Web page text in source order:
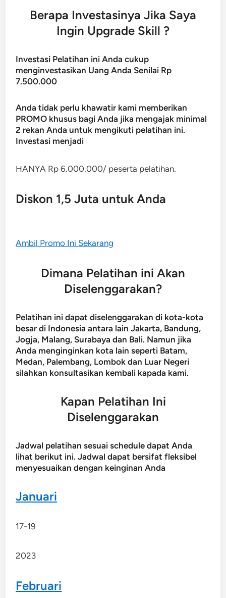
Berapa Investasinya Jika Saya
Ingin Upgrade Skill ?
Investasi Pelatihan ini Anda cukup
menginvestasikan Uang Anda Senilai Rp
7.500.000
Anda tidak perlu khawatir kami memberikan
PROMO khusus bagi Anda jika mengajak minimal
2 rekan Anda untuk mengikuti pelatihan ini.
Investasi menjadi
HANYA Rp 6.000.000/ peserta pelatihan.
Diskon 1,5 Juta untuk Anda
Ambil Promo Ini Sekarang
Dimana Pelatihan ini Akan
Diselenggarakan?
Pelatihan ini dapat diselenggarakan di kota-kota
besar di Indonesia antara lain Jakarta, Bandung,
Jogja, Malang, Surabaya dan Bali. Namun jika
Anda menginginkan kota lain seperti Batam,
Medan, Palembang, Lombok dan Luar Negeri
silahkan konsultasikan kembali kapada kami.
Kapan Pelatihan Ini
Diselenggarakan
Jadwal pelatihan sesuai schedule dapat Anda
lihat berikut ini. Jadwal dapat bersifat fleksibel
menyesuaikan dengan keinginan Anda
Januari
17-19
2023
Februari